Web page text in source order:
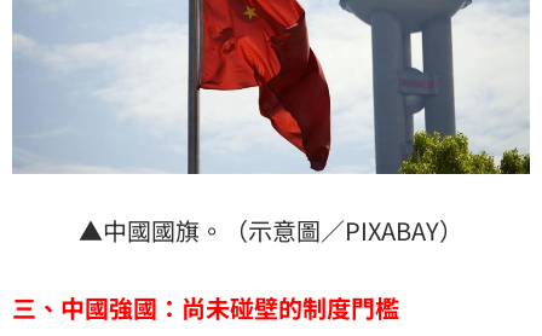
▲中國國旗。（示意圖／PIXABAY）
三、中國強國：尚未碰壁的制度門檻